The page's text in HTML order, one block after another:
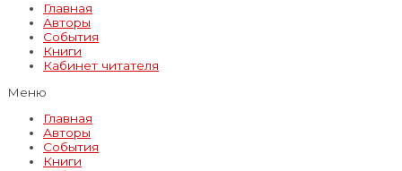
Главная
Авторы
События
Книги
Кабинет читателя
Меню
Главная
Авторы
События
Книги